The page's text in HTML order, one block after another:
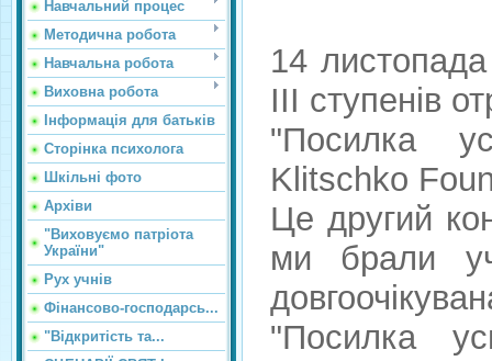
Навчальний процес
Методична робота
Навчальна робота
Виховна робота
Інформація для батьків
Сторінка психолога
Шкільні фото
Архіви
"Виховуємо патріота
України"
Рух учнів
Фінансово-господарсь...
"Відкритість та...
14
ІІІ ступенів
"Посилка
Klitschko
Це другий
ми брали
"Посилка